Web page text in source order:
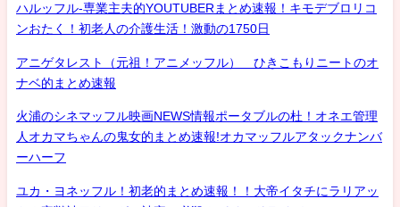
ハルッフル-専業主夫的YOUTUBERまとめ速報！キモデブロリコ
ンおたく！初老人の介護生活！激動の1750日
アニゲタレスト（元祖！アニメッフル） ひきこもりニートのオ
ナベ的まとめ速報
火浦のシネマッフル映画NEWS情報ポータブルの杜！オネエ管理
人オカマちゃんの鬼女的まとめ速報!オカマッフルアタックナンバ
ーハーフ
ユカ・ヨネッフル！初老的まとめ速報！！大帝イタチにラリアッ